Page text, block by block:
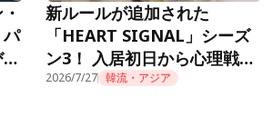
新ルールが追加された
「HEART SIGNAL」シーズ
ン3！ 入居初日から心理戦が
始まり……『HEART
2026/7/27 韓流・アジア